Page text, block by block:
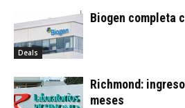
Deals
Biogen completa
Richmond:
meses